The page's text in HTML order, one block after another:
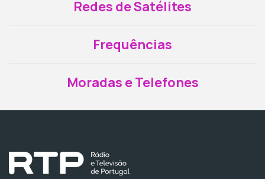
Redes de Satélites
Frequências
Moradas e Telefones